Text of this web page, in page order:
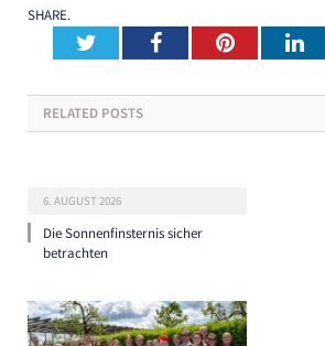
SHARE.
TwitterFacebookPinterest
RELATED POSTS
6. AUGUST 2026
Die Sonnenfinsternis sicher
betrachten